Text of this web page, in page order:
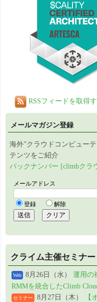
RSSフィードを取得
メールマガジン登録
海外”クラウドコンピュー
テンツをご紹介
バックナンバー [climbクラ
クライム主催セミナー
Web 8月26日（水） 運用の
RMMを統合したClimb
セミナー 8月27日（木）
【